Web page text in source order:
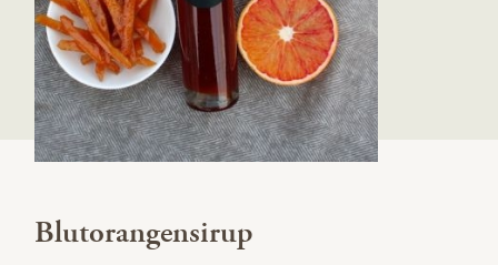
Blutorangensirup